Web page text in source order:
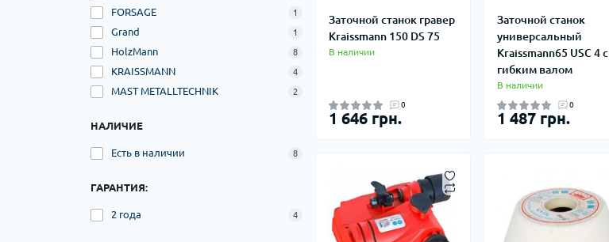
FORSAGE 1
Grand 1
HolzMann 8
KRAISSMANN 4
MAST METALLTECHNIK 2
НАЛИЧИЕ
Есть в наличии 8
ГАРАНТИЯ:
2 года 4
Заточной станок гравер
Kraissmann 150 DS 75
В наличии
0
1 646 грн.
Заточной станок
универсальный
Kraissmann65 USC 4 с
гибким валом
В наличии
0
1 487 грн.